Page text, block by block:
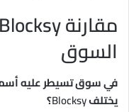
السوق
يختلفBlocksy؟